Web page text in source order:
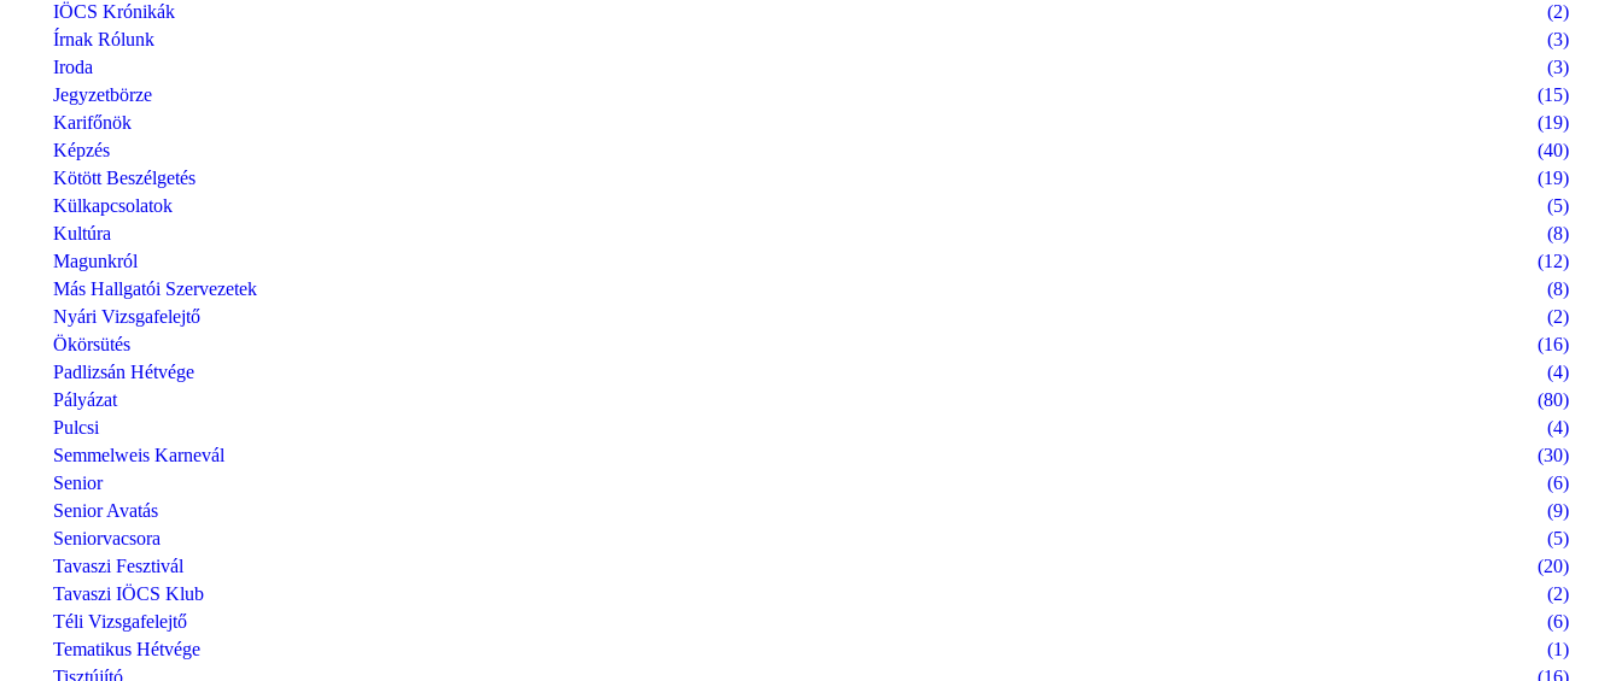
IÖCS Krónikák
(2)
Írnak Rólunk
(3)
Iroda
(3)
Jegyzetbörze
(15)
Karifőnök
(19)
Képzés
(40)
Kötött Beszélgetés
(19)
Külkapcsolatok
(5)
Kultúra
(8)
Magunkról
(12)
Más Hallgatói Szervezetek
(8)
Nyári Vizsgafelejtő
(2)
Ökörsütés
(16)
Padlizsán Hétvége
(4)
Pályázat
(80)
Pulcsi
(4)
Semmelweis Karnevál
(30)
Senior
(6)
Senior Avatás
(9)
Seniorvacsora
(5)
Tavaszi Fesztivál
(20)
Tavaszi IÖCS Klub
(2)
Téli Vizsgafelejtő
(6)
Tematikus Hétvége
(1)
Tisztújító
(16)